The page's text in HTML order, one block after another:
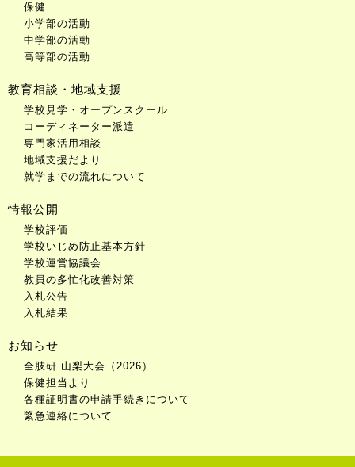
保健
小学部の活動
中学部の活動
高等部の活動
教育相談・地域支援
学校見学・オープンスクール
コーディネーター派遣
専門家活用相談
地域支援だより
就学までの流れについて
情報公開
学校評価
学校いじめ防止基本方針
学校運営協議会
教員の多忙化改善対策
入札公告
入札結果
お知らせ
全肢研 山梨大会（2026）
保健担当より
各種証明書の申請手続きについて
緊急連絡について